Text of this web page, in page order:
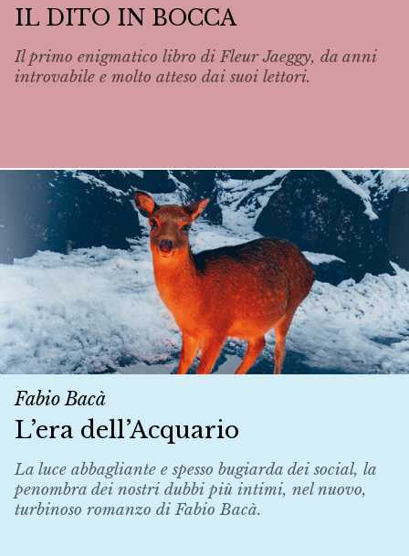
IL DITO IN BOCCA
Il primo enigmatico libro di Fleur Jaeggy, da anni
introvabile e molto atteso dai suoi lettori.
Fabio Bacà
L’era dell’Acquario
La luce abbagliante e spesso bugiarda dei social, la
penombra dei nostri dubbi più intimi, nel nuovo,
turbinoso romanzo di Fabio Bacà.